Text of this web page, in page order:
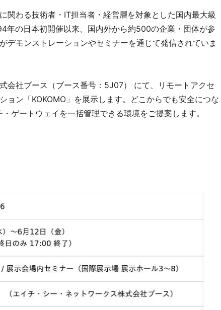
関わる技術者・IT担当者・経営層を対象とした国内最大級
年の日本初開催以来、国内外から約500の企業・団体が参
デモンストレーションやセミナーを通じて発信されていま
会社ブース（ブース番号：5J07） にて、リモートアクセ
ョン「KOKOMO」を展示します。どこからでも安全につな
ゲートウェイを一括管理できる環境をご提案します。